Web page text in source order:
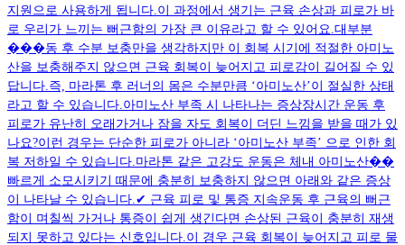
지원으로 사용하게 됩니다.이 과정에서 생기는 근육 손상과 피로가 바
로 우리가 느끼는 뻐근함의 가장 큰 이유라고 할 수 있어요.대부분
���동 후 수분 보충만을 생각하지만 이 회복 시기에 적절한 아미노
산을 보충해주지 않으면 근육 회복이 늦어지고 피로감이 길어질 수 있
답니다.즉, 마라톤 후 러너의 몸은 수분만큼 ‘아미노산’이 절실한 상태
라고 할 수 있습니다.아미노산 부족 시 나타나는 증상장시간 운동 후
피로가 유난히 오래가거나 잠을 자도 회복이 더딘 느낌을 받을 때가 있
나요?이런 경우는 단순한 피로가 아니라 ‘아미노산 부족’ 으로 인한 회
복 저하일 수 있습니다.마라톤 같은 고강도 운동은 체내 아미노산��
빠르게 소모시키기 때문에 충분히 보충하지 않으면 아래와 같은 증상
이 나타날 수 있습니다.✔︎ 근육 피로 및 통증 지속운동 후 근육의 뻐근
함이 며칠씩 가거나 통증이 쉽게 생긴다면 손상된 근육이 충분히 재생
되지 못하고 있다는 신호입니다.이 경우 근육 회복이 늦어지고 피로 물